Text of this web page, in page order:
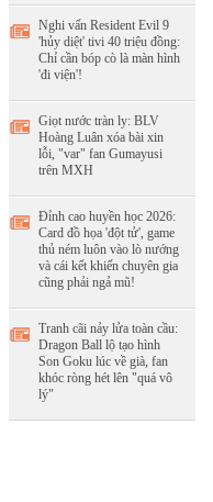
Nghi vấn Resident Evil 9
'hủy diệt' tivi 40 triệu đồng:
Chỉ cần bóp cò là màn hình
'đi viện'!
Giọt nước tràn ly: BLV
Hoàng Luân xóa bài xin
lỗi, "var" fan Gumayusi
trên MXH
Đỉnh cao huyền học 2026:
Card đồ họa 'đột tử', game
thủ ném luôn vào lò nướng
và cái kết khiến chuyên gia
cũng phải ngả mũ!
Tranh cãi nảy lửa toàn cầu:
Dragon Ball lộ tạo hình
Son Goku lúc về già, fan
khóc ròng hét lên "quá vô
lý"